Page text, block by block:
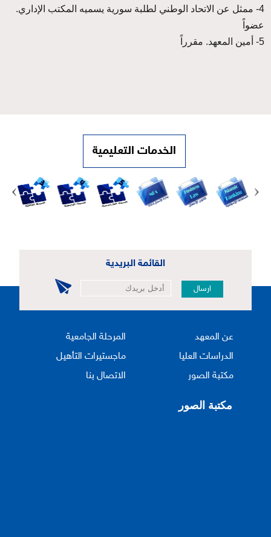
4- ممثل عن الاتحاد الوطني لطلبة سورية يسميه المكتب الإداري.
عضواً
5- أمين المعهد. مقرراً
الخدمات التعليمية
القائمة البريدية
ارسال
عن المعهد
المرحلة الجامعية
الدراسات العليا
ماجستيرات التأهيل
مكتبة الصور
الاتصال بنا